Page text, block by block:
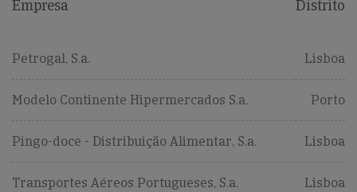
Empresa Distrito
Petrogal, S.a. Lisboa
Modelo Continente Hipermercados S.a. Porto
Pingo-doce - Distribuição Alimentar, S.a. Lisboa
Transportes Aéreos Portugueses, S.a. Lisboa